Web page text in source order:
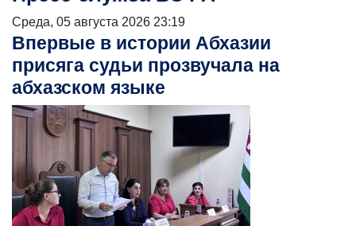
Среда, 05 августа 2026 23:19
Впервые в истории Абхазии
присяга судьи прозвучала на
абхазском языке